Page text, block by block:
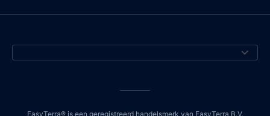
EasyTerra® is een geregistreerd handelsmerk van EasyTerra B.V.